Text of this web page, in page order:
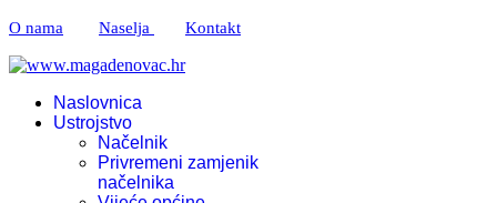
O nama Naselja Kontakt
Naslovnica
Ustrojstvo
Načelnik
Privremeni zamjenik
načelnika